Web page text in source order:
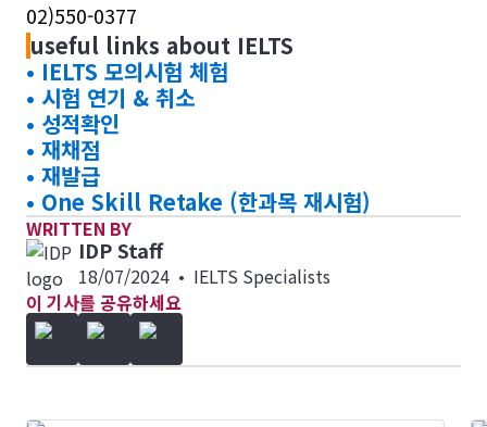
02)550-0377
useful links about IELTS
• IELTS 모의시험 체험
• 시험 연기 & 취소
• 성적확인
• 재채점
• 재발급
• One Skill Retake (한과목 재시험)
WRITTEN BY
IDP Staff
18/07/2024 • IELTS Specialists
이 기사를 공유하세요